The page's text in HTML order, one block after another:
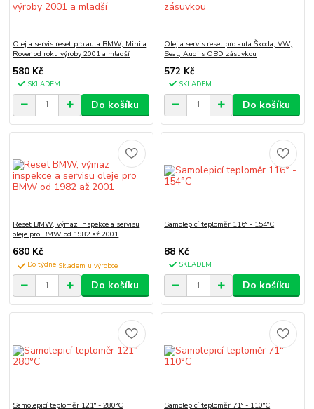
Olej a servis reset pro auta BMW, Mini a
Rover od roku výroby 2001 a mladší
580 Kč
SKLADEM
Do košíku
Olej a servis reset pro auta Škoda, VW,
Seat, Audi s OBD zásuvkou
572 Kč
SKLADEM
Do košíku
Reset BMW, výmaz inspekce a servisu
oleje pro BMW od 1982 až 2001
680 Kč
Do týdne
Do košíku
Samolepicí teploměr 116° - 154°C
88 Kč
SKLADEM
Do košíku
Samolepicí teploměr 121° - 280°C Samolepicí teploměr 71° - 110°C